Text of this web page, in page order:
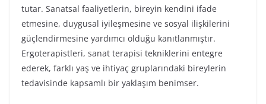
tutar. Sanatsal faaliyetlerin, bireyin kendini ifade
etmesine, duygusal iyileşmesine ve sosyal ilişkilerini
güçlendirmesine yardımcı olduğu kanıtlanmıştır.
Ergoterapistleri, sanat terapisi tekniklerini entegre
ederek, farklı yaş ve ihtiyaç gruplarındaki bireylerin
tedavisinde kapsamlı bir yaklaşım benimser.